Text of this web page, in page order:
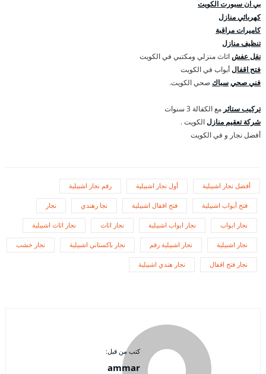
بي ان سبورت الكويت
كهربائي منازل
كاميرات مراقبة
تنظيف منازل
نقل عفشاثاث منزلي ومكتبي في الكويت
فتح اقفالأبواب في الكويت
فني صحيسباك صحي الكويت.
تركيب ستائر مع الكفالة 3 سنوات
شركة تعقيم منازلالكويت .
أفضل نجار و في الكويت
أفضل نجار اشبيلية أول نجار اشبيلية رقم نجار اشبيلية
فتح أبواب اشبيلية فتح اقفال اشبيلية نجا رهندي نجار
نجار ابواب نجار ابواب اشبيلية نجار اثاث نجار اثاث اشبيلية
نجار اشبيلية نجار اشبيلية رقم نجار باكستاني اشبيلية نجار خشب
نجار فتح اقفال نجار هندي اشبيلية
كتب من قبل:
ammar